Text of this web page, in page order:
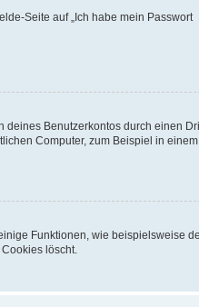
Seite auf „Ich habe mein Passwort
deines Benutzerkontos durch einen
Computer, zum Beispiel in einem
Funktionen, wie beispielsweise
löscht.